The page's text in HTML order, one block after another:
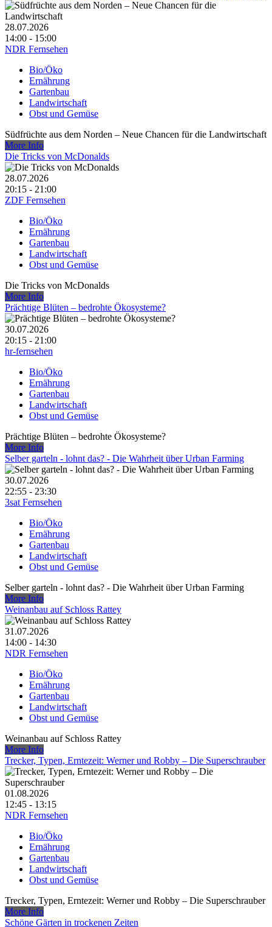
28.07.2026
14:00 - 15:00
NDR Fernsehen
Bio/Öko
Ernährung
Gartenbau
Landwirtschaft
Obst und Gemüse
Südfrüchte aus dem Norden – Neue Chancen für die Landwirtschaft
More Info
Die Tricks von McDonalds
28.07.2026
20:15 - 21:00
ZDF Fernsehen
Bio/Öko
Ernährung
Gartenbau
Landwirtschaft
Obst und Gemüse
Die Tricks von McDonalds
More Info
Prächtige Blüten – bedrohte Ökosysteme?
30.07.2026
20:15 - 21:00
hr-fernsehen
Bio/Öko
Ernährung
Gartenbau
Landwirtschaft
Obst und Gemüse
Prächtige Blüten – bedrohte Ökosysteme?
More Info
Selber garteln - lohnt das? - Die Wahrheit über Urban Farming
30.07.2026
22:55 - 23:30
3sat Fernsehen
Bio/Öko
Ernährung
Gartenbau
Landwirtschaft
Obst und Gemüse
Selber garteln - lohnt das? - Die Wahrheit über Urban Farming
More Info
Weinanbau auf Schloss Rattey
31.07.2026
14:00 - 14:30
NDR Fernsehen
Bio/Öko
Ernährung
Gartenbau
Landwirtschaft
Obst und Gemüse
Weinanbau auf Schloss Rattey
More Info
Trecker, Typen, Erntezeit: Werner und Robby – Die Superschrauber
01.08.2026
12:45 - 13:15
NDR Fernsehen
Bio/Öko
Ernährung
Gartenbau
Landwirtschaft
Obst und Gemüse
Trecker, Typen, Erntezeit: Werner und Robby – Die Superschrauber
More Info
Schöne Gärten in trockenen Zeiten